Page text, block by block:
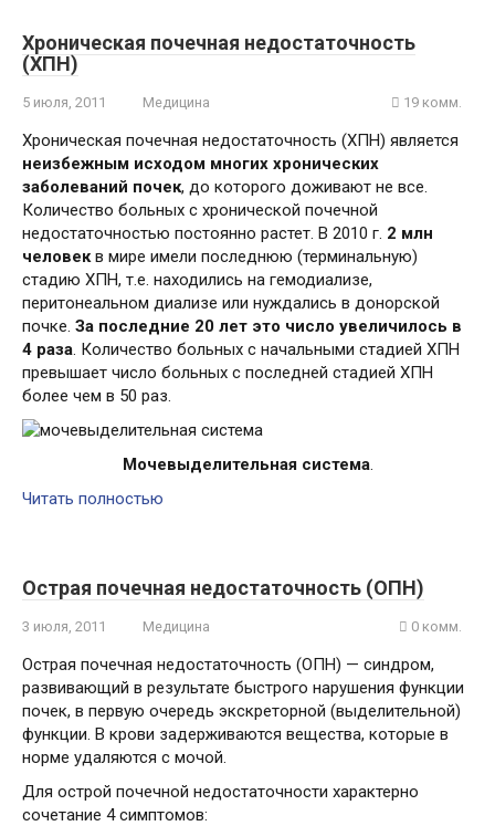
Хроническая почечная недостаточность
(ХПН)
5 июля, 2011 Медицина 19 комм.
Хроническая почечная недостаточность (ХПН) является
неизбежным исходом многих хронических
заболеваний почек, до которого доживают не все.
Количество больных с хронической почечной
недостаточностью постоянно растет. В 2010 г. 2 млн
человекв мире имели последнюю (терминальную)
стадию ХПН, т.е. находились на гемодиализе,
перитонеальном диализе или нуждались в донорской
почке. За последние 20 лет это число увеличилось в
4 раза. Количество больных с начальными стадией ХПН
превышает число больных с последней стадией ХПН
более чем в 50 раз.
Мочевыделительная система.
Читать полностью
Острая почечная недостаточность (ОПН)
3 июля, 2011 Медицина 0 комм.
Острая почечная недостаточность (ОПН) — синдром,
развивающий в результате быстрого нарушения функции
почек, в первую очередь экскреторной (выделительной)
функции. В крови задерживаются вещества, которые в
норме удаляются с мочой.
Для острой почечной недостаточности характерно
сочетание 4 симптомов: